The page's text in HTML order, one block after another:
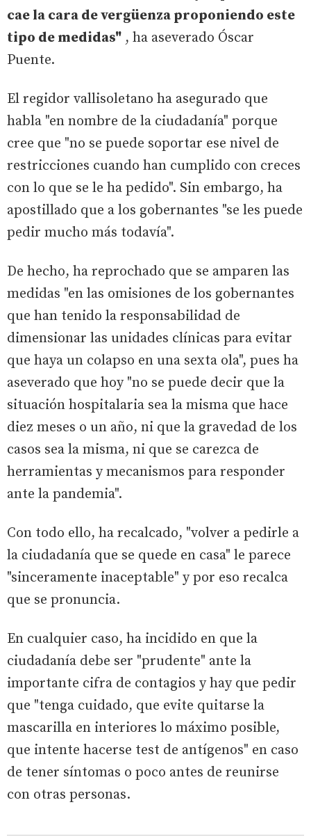
cae la cara de vergüenza proponiendo este
tipo de medidas" , ha aseverado Óscar
Puente.
El regidor vallisoletano ha asegurado que
habla "en nombre de la ciudadanía" porque
cree que "no se puede soportar ese nivel de
restricciones cuando han cumplido con creces
con lo que se le ha pedido". Sin embargo, ha
apostillado que a los gobernantes "se les puede
pedir mucho más todavía".
De hecho, ha reprochado que se amparen las
medidas "en las omisiones de los gobernantes
que han tenido la responsabilidad de
dimensionar las unidades clínicas para evitar
que haya un colapso en una sexta ola", pues ha
aseverado que hoy "no se puede decir que la
situación hospitalaria sea la misma que hace
diez meses o un año, ni que la gravedad de los
casos sea la misma, ni que se carezca de
herramientas y mecanismos para responder
ante la pandemia".
Con todo ello, ha recalcado, "volver a pedirle a
la ciudadanía que se quede en casa" le parece
"sinceramente inaceptable" y por eso recalca
que se pronuncia.
En cualquier caso, ha incidido en que la
ciudadanía debe ser "prudente" ante la
importante cifra de contagios y hay que pedir
que "tenga cuidado, que evite quitarse la
mascarilla en interiores lo máximo posible,
que intente hacerse test de antígenos" en caso
de tener síntomas o poco antes de reunirse
con otras personas.